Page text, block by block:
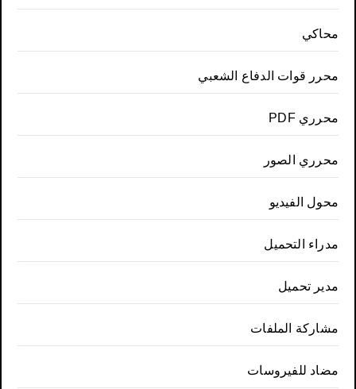
محاكي
محرر قوات الدفاع الشعبي
محرري PDF
محرري الصور
محول الفيديو
مدراء التحميل
مدير تحميل
مشاركة الملفات
مضاد للفيروسات